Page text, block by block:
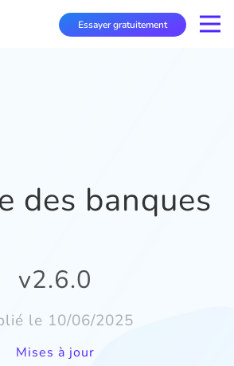
Essayer gratuitement
des banques
v2.6.0
le 10/06/2025
Mises à jour